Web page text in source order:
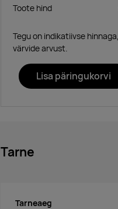
Toote hind
Tegu on indikatiivse
värvide arvust.
Lisa päringukorvi
Tarne
Tarneaeg